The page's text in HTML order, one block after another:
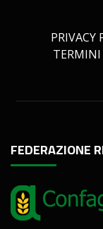
PRIVACY
FEDERAZIONE